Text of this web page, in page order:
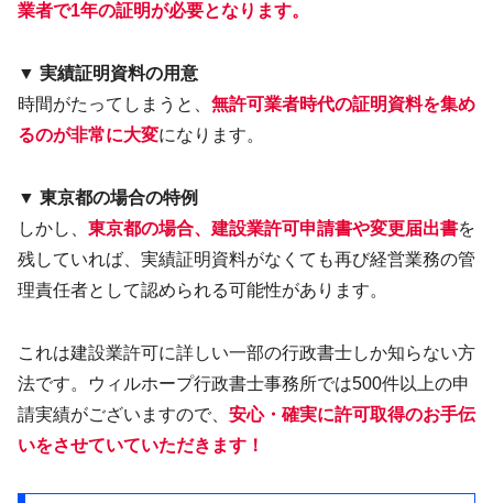
業者で1年の証明が必要となります。
▼ 実績証明資料の用意
時間がたってしまうと、 無許可業者時代の証明資料を集め
るのが非常に大変になります。
▼ 東京都の場合の特例
しかし、 東京都の場合、建設業許可申請書や変更届出書を
残していれば、実績証明資料がなくても再び経営業務の管
理責任者として認められる可能性があります。
これは建設業許可に詳しい一部の行政書士しか知らない方
法です。ウィルホープ行政書士事務所では500件以上の申
請実績がございますので、 安心・確実に許可取得のお手伝
いをさせていていただきます！